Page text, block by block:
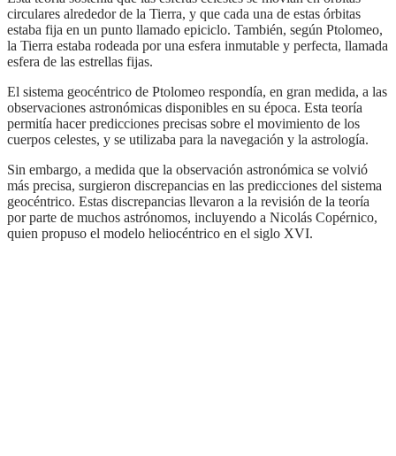
circulares alrededor de la Tierra, y que cada una de estas órbitas
estaba fija en un punto llamado epiciclo. También, según Ptolomeo,
la Tierra estaba rodeada por una esfera inmutable y perfecta, llamada
esfera de las estrellas fijas.
El sistema geocéntrico de Ptolomeo respondía, en gran medida, a las
observaciones astronómicas disponibles en su época. Esta teoría
permitía hacer predicciones precisas sobre el movimiento de los
cuerpos celestes, y se utilizaba para la navegación y la astrología.
Sin embargo, a medida que la observación astronómica se volvió
más precisa, surgieron discrepancias en las predicciones del sistema
geocéntrico. Estas discrepancias llevaron a la revisión de la teoría
por parte de muchos astrónomos, incluyendo a Nicolás Copérnico,
quien propuso el modelo heliocéntrico en el siglo XVI.